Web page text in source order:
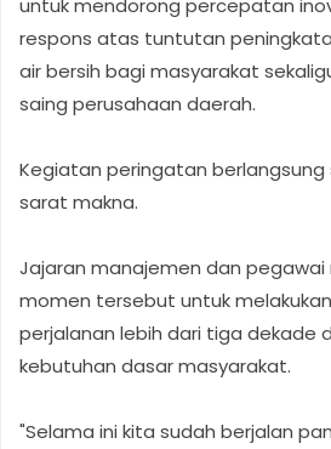
respons atas tuntutan
air bersih bagi masyarakat
saing perusahaan daerah.
Kegiatan peringatan
sarat makna.
Jajaran manajemen dan
momen tersebut untuk
perjalanan lebih dari tiga dekade
kebutuhan dasar masyarakat.
"Selama ini kita sudah berjalan